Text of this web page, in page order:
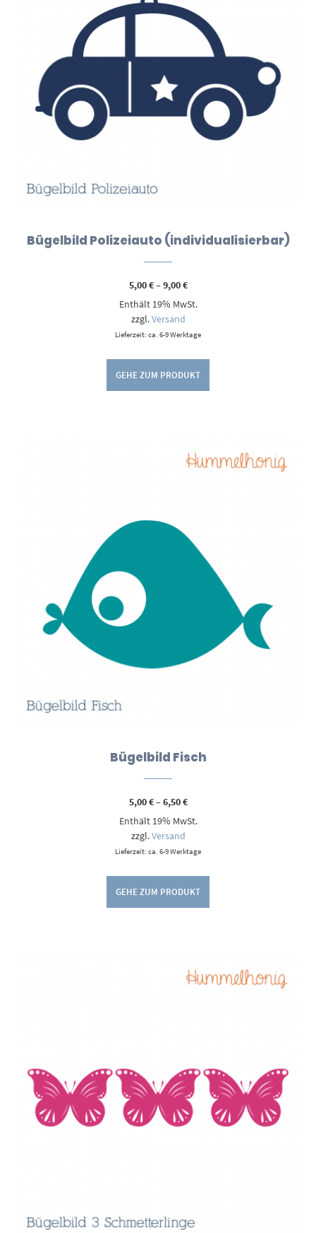
Bügelbild Polizeiauto (individualisierbar)
5,00€–9,00€Preisspanne:
bis
Enthält 19% MwSt.
zzgl.Versand
Lieferzeit: ca. 6-9 Werktage
GEHE ZUM PRODUKT
Bügelbild Fisch
5,00€–6,50€Preisspanne:
bis
Enthält 19% MwSt.
zzgl.Versand
Lieferzeit: ca. 6-9 Werktage
GEHE ZUM PRODUKT